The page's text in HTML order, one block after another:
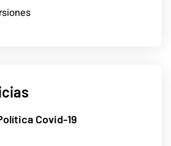
Covid-19